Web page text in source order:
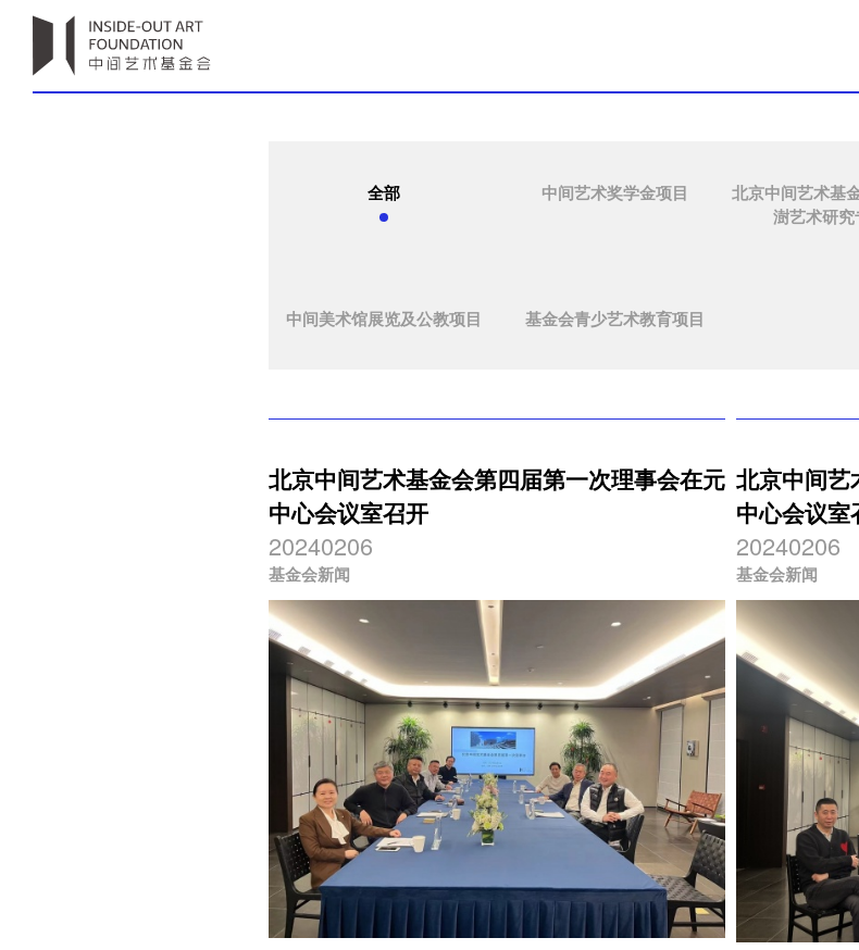
全部 中间艺术奖学金项目
北京中间艺术基
澍艺术研
中间美术馆展览及公教项目 基金会青少艺术教育项目
北京中间艺术基金会第四届第一次理事会在元
中心会议室召开
20240206
基金会新闻
北京中间艺
中心会议室
20240206
基金会新闻